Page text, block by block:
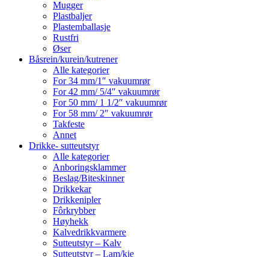
Mugger
Plastbaljer
Plastemballasje
Rustfri
Øser
Båsrein/kurein/kutrener
Alle kategorier
For 34 mm/1″ vakuumrør
For 42 mm/ 5/4″ vakuumrør
For 50 mm/ 1 1/2″ vakuumrør
For 58 mm/ 2″ vakuumrør
Takfeste
Annet
Drikke- sutteutstyr
Alle kategorier
Anboringsklammer
Beslag/Biteskinner
Drikkekar
Drikkenipler
Fôrkrybber
Høyhekk
Kalvedrikkvarmere
Sutteutstyr – Kalv
Sutteutstyr – Lam/kje